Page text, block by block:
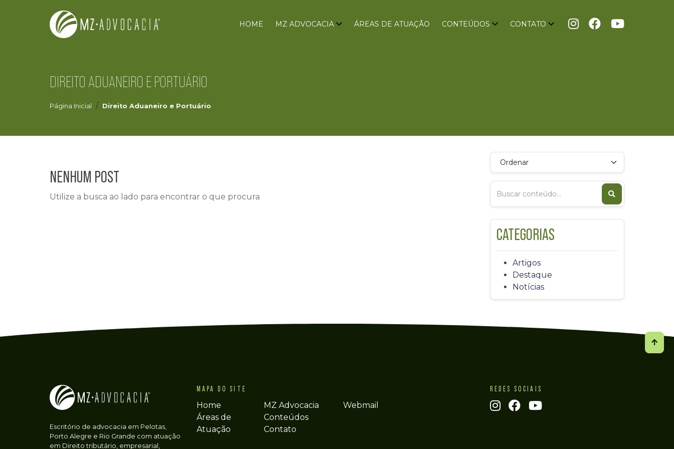
HOME MZ ADVOCACIA ÁREAS DE ATUAÇÃO CONTEÚDOS CONTATO
DIREITO ADUANEIRO E PORTUÁRIO
Página Inicial Direito Aduaneiro e Portuário
NENHUM POST
Utilize a busca ao lado para encontrar o que procura
CATEGORIAS
Artigos
Destaque
Notícias
Escritório de advocacia em Pelotas,
Porto Alegre e Rio Grande com atuação
em Direito tributário, empresarial,
MAPA DO SITE
Home
MZ Advocacia
Áreas de
Atuação
Conteúdos
Contato
Webmail
REDES SOCIAIS